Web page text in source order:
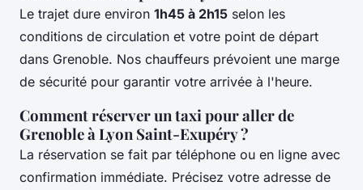
Le trajet dure environ 1h45 à 2h15 selon les
conditions de circulation et votre point de départ
dans Grenoble. Nos chauffeurs prévoient une marge
de sécurité pour garantir votre arrivée à l'heure.
Comment réserver un taxi pour aller de
Grenoble à Lyon Saint-Exupéry ?
La réservation se fait par téléphone ou en ligne avec
confirmation immédiate. Précisez votre adresse de